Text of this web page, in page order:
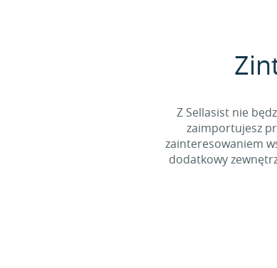
Z Sellasist nie
zaimportujesz
zainteresowaniem
dodatkowy